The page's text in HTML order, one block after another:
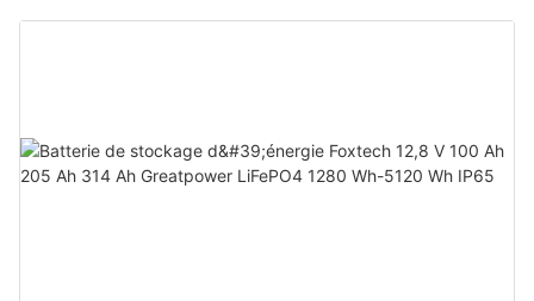
BB, pour des puissances de 590 W, 620 W, 630